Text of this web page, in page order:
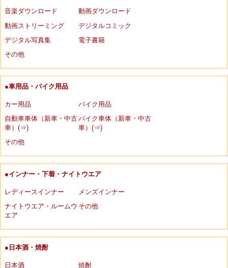
音楽ダウンロード
動画ダウンロード
動画ストリーミング
デジタルコミック
デジタル写真集
電子書籍
その他
●車用品・バイク用品
カー用品
バイク用品
自動車車体（新車・中古
車）(⇒)
バイク車体（新車・中古
車）(⇒)
その他
●インナー・下着・ナイトウエア
レディースインナー
メンズインナー
ナイトウエア・ルームウ
エア
その他
●日本酒・焼酎
日本酒
焼酎